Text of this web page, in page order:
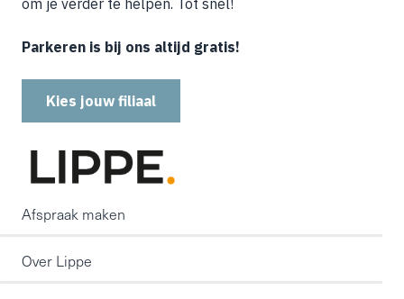
om je verder te helpen. Tot snel!
Parkeren is bij ons altijd gratis!
Kies jouw filiaal
Afspraak maken
Over Lippe